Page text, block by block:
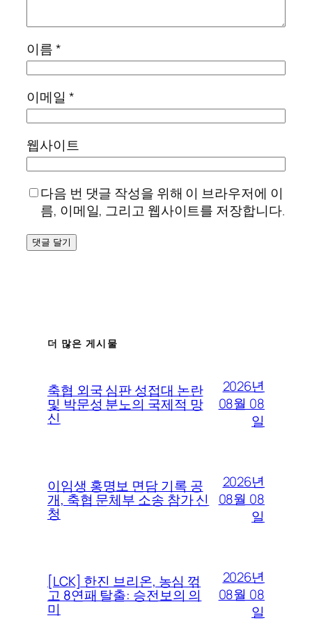
이름*
이메일 *
웹사이트
다음 번 댓글 작성을 위해 이 브라우저에 이
름, 이메일, 그리고 웹사이트를 저장합니다.
더 많은 게시물
축협 외국 심판 성접대 논란
및 박문성 분노의 국제적 망
신
2026년
08월 08
일
이임생 홍명보 면담 기록 공
개, 축협 문체부 소송 참가 신
청
2026년
08월 08
일
[LCK] 한진 브리온, 농심 꺾
고 8연패 탈출: 승전보의 의
미
2026년
08월 08
일